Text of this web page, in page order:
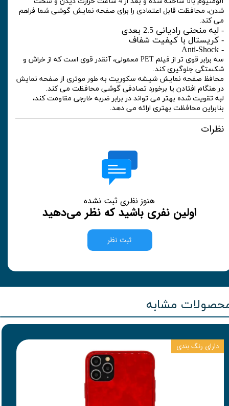
شدن، محافظت قابل اعتمادی را برای صفحه نمایش گوشی شما فراهم
می کند.
- لبه منحنی رادیانی 2.5 بعدی
- کریستال با کیفیت شفاف
- Anti-Shock
سه برابر قوی تر از فیلم PET معمولی، آنقدر قوی است که از خراش و
شکستگی جلوگیری کند.
محافظ صفحه نمایش شیشه سکوریت به طور موثری از صفحه نمایش
در هنگام افتادن یا برخورد تصادفی گوشی محافظت می کند.
لبه تقویت شده بهتر می تواند در برابر ضربه خارجی مقاومت کند،
بنابراین محافظت بهتری ارائه می دهد.
نظرات
هنوز نظری ثبت نشده
اولین نفری باشید که نظر می‌دهید
ثبت نظر
مشابه
دارای رنگ بندی